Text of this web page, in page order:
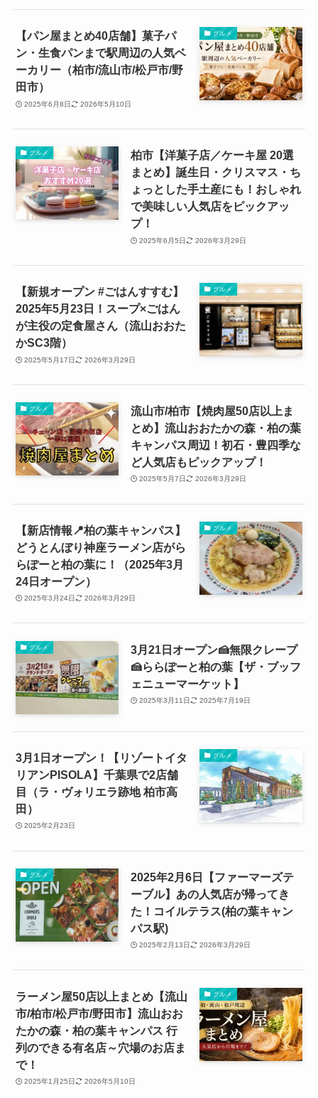
グルメ
【パン屋まとめ40店舗】菓子パ
ン・生食パンまで駅周辺の人気ベ
ーカリー（柏市/流山市/松戸市/野
田市）
2025年6月8日 2026年5月10日
グルメ
柏市【洋菓子店／ケーキ屋 20選
まとめ】誕生日・クリスマス・ち
ょっとした手土産にも！おしゃれ
で美味しい人気店をピックアッ
プ！
2025年6月5日 2026年3月29日
グルメ
【新規オープン #ごはんすすむ】
2025年5月23日！スープ×ごはん
が主役の定食屋さん（流山おおた
かSC3階）
2025年5月17日 2026年3月29日
グルメ
流山市/柏市【焼肉屋50店以上ま
とめ】流山おおたかの森・柏の葉
キャンパス周辺！初石・豊四季な
ど人気店もピックアップ！
2025年5月7日 2026年3月29日
グルメ
【新店情報📍柏の葉キャンパス】
どうとんぼり神座ラーメン店がら
らぽーと柏の葉に！（2025年3月
24日オープン）
2025年3月24日 2026年3月29日
グルメ
3月21日オープン🍰無限クレープ
🍰ららぽーと柏の葉【ザ・ブッフ
ェニューマーケット】
2025年3月11日 2025年7月19日
グルメ
3月1日オープン！【リゾートイタ
リアンPISOLA】千葉県で2店舗
目（ラ・ヴォリエラ跡地 柏市高
田）
2025年2月23日
グルメ
2025年2月6日【ファーマーズテ
ーブル】あの人気店が帰ってき
た！コイルテラス(柏の葉キャン
パス駅)
2025年2月13日 2026年3月29日
グルメ
ラーメン屋50店以上まとめ【流山
市/柏市/松戸市/野田市】流山おお
たかの森・柏の葉キャンパス 行
列のできる有名店～穴場のお店ま
で！
2025年1月25日 2026年5月10日